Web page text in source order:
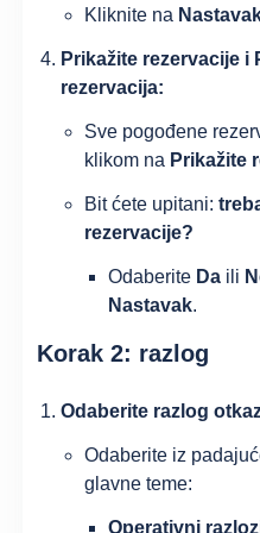
Kliknite na
Prikažite rezervacije
rezervacija:
Sve pogođene
klikom na Prikažite
Bit ćete upitani:
rezervacije?
Odaberite Da ili
Nastavak.
Korak 2: razlog
Odaberite razlog
Odaberite iz
glavne teme:
Operativni